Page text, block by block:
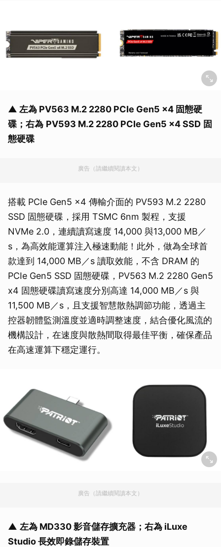
▲ 左為 PV563 M.2 2280 PCIe Gen5 x4 固態硬
碟；右為 PV593 M.2 2280 PCIe Gen5 x4 SSD 固
態硬碟
廣告（請繼續閱讀本文）
搭載 PCIe Gen5 x4 傳輸介面的 PV593 M.2 2280
SSD 固態硬碟，採用 TSMC 6nm 製程，支援
NVMe 2.0，連續讀寫速度 14,000 與13,000 MB／
s，為高效能運算注入極速動能！此外，做為全球首
款達到 14,000 MB／s 讀取效能，不含 DRAM 的
PCIe Gen5 SSD 固態硬碟，PV563 M.2 2280 Gen5
x4 固態硬碟讀寫速度分別高達 14,000 MB／s 與
11,500 MB／s，且支援智慧散熱調節功能，透過主
控器韌體監測溫度並適時調整速度，結合優化風流的
機構設計，在速度與散熱間取得最佳平衡，確保產品
在高速運算下穩定運行。
廣告（請繼續閱讀本文）
▲ 左為 MD330 影音儲存擴充器；右為 iLuxe
Studio 長效即錄儲存裝置